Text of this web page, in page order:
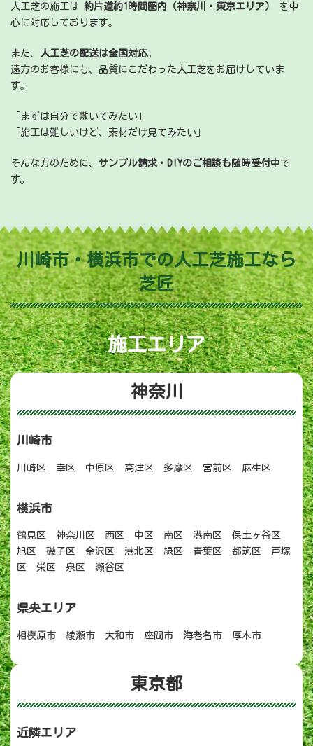
人工芝の施工は 約片道約1時間圏内（神奈川・東京エリア）
を中
心に対応しております。
また、 人工芝の配送は全国対応。
遠方のお客様にも、品質にこだわった人工芝をお届けしていま
す。
「まずは自分で敷いてみたい」
「施工は難しいけど、素材だけ見てみたい」
そんな方のために、 サンプル請求・DIYのご相談も随時受付中で
す。
川崎市・横浜市での人工芝施工なら
芝匠
施工エリア
神奈川
川崎市
川崎区 幸区 中原区 高津区 多摩区 宮前区 麻生区
横浜市
鶴見区 神奈川区 西区 中区 南区 港南区 保土ヶ谷区
旭区 磯子区 金沢区 港北区 緑区 青葉区 都筑区 戸塚
区 栄区 泉区 瀬谷区
県央エリア
相模原市 綾瀬市 大和市 座間市 海老名市 厚木市
東京都
近隣エリア